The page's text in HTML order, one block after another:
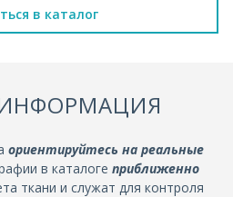
в каталог
ориентируйтесь на реальные
в каталоге приближенно
ткани и служат для контроля